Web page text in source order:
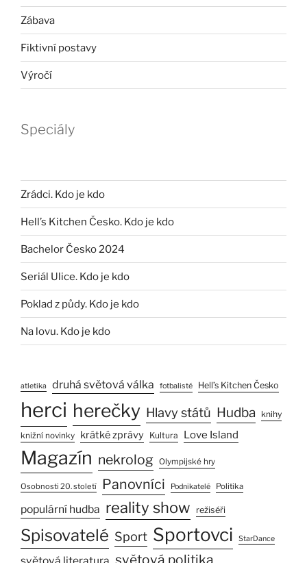
Zábava
Fiktivní postavy
Výročí
Speciály
Zrádci. Kdo je kdo
Hell’s Kitchen Česko. Kdo je kdo
Bachelor Česko 2024
Seriál Ulice. Kdo je kdo
Poklad z půdy. Kdo je kdo
Na lovu. Kdo je kdo
atletika druhá světová válka fotbalisté Hell’s Kitchen Česko
herci herečky Hlavy států Hudba knihy
knižní novinky krátké zprávy Kultura Love Island
Magazín nekrolog Olympijské hry
Osobnosti 20. století Panovníci Podnikatelé Politika
populární hudba reality show režiséři
Spisovatelé Sport Sportovci StarDance
světová politika